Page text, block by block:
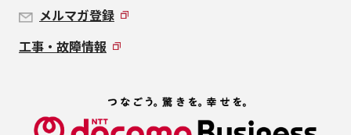
メルマガ登録
工事・故障情報